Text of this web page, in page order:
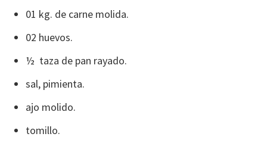
01 kg. de carne molida.
02 huevos.
½ taza de pan rayado.
sal, pimienta.
ajo molido.
tomillo.